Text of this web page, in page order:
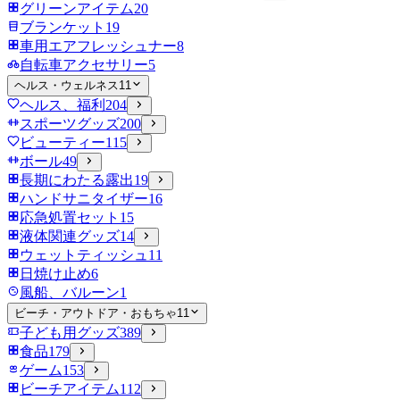
グリーンアイテム20
ブランケット 19
車用エアフレッシュナー8
自転車アクセサリー5
ヘルス・ウェルネス11
ヘルス、福利 204
スポーツグッズ200
ビューティー115
ボール49
長期にわたる露出19
ハンドサニタイザー16
応急処置セット 15
液体関連グッズ14
ウェットティッシュ 11
日焼け止め6
風船、バルーン1
ビーチ・アウトドア・おもちゃ11
子ども用グッズ389
食品179
ゲーム153
ビーチアイテム112